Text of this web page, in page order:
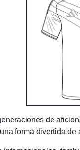
de
forma divertida de